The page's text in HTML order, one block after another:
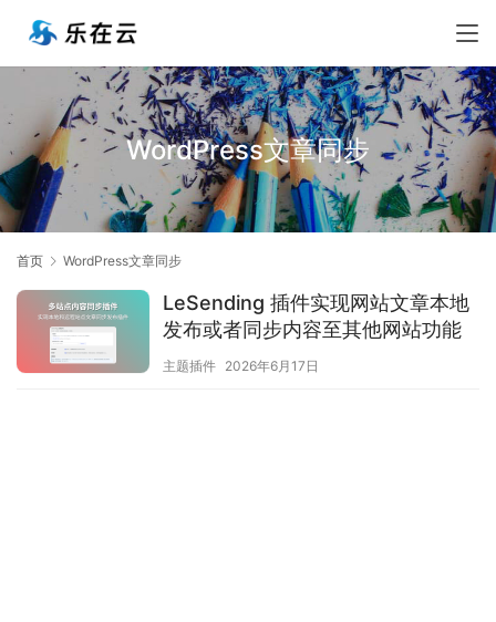
WordPress文章同步
首页 WordPress文章同步
LeSending 插件实现网站文章本地
发布或者同步内容至其他网站功能
主题插件 2026年6月17日